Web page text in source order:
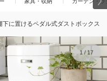
下に置けるペダル式ダストボックス
1/17